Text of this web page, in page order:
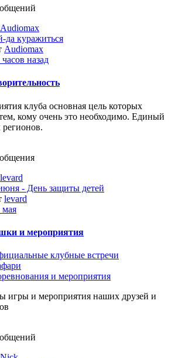
да куражиться
Audiomax
часов назад
клуба основная цель которых
кому очень это необходимо. Единый
регионов.
- День защиты детей
levard
мая
и мероприятия
клубные встречи
и мероприятия
игры и мероприятия наших друзей и